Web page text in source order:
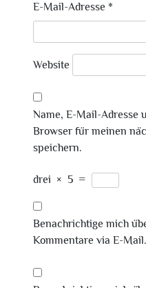
E-Mail-Adresse *
Website
Name, E-Mail-Adresse
Browser für meinen
speichern.
drei × 5 =
Benachrichtige mich
Kommentare via E-Mail.